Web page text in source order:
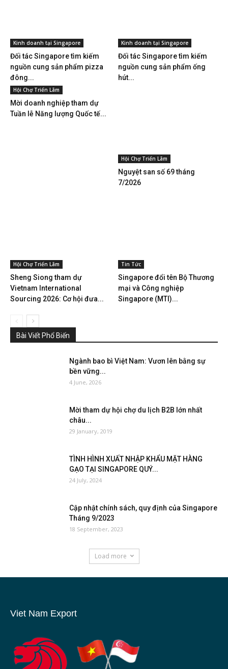
Kinh doanh tại Singapore
Đối tác Singapore tìm kiếm
nguồn cung sản phẩm pizza
đông...
Kinh doanh tại Singapore
Đối tác Singapore tìm kiếm
nguồn cung sản phẩm ống
hút...
Hội Chợ Triển Lãm
Mời doanh nghiệp tham dự
Tuần lễ Năng lượng Quốc tế...
Hội Chợ Triển Lãm
Nguyệt san số 69 tháng
7/2026
Hội Chợ Triển Lãm
Sheng Siong tham dự
Vietnam International
Sourcing 2026: Cơ hội đưa...
Tin Tức
Singapore đổi tên Bộ Thương
mại và Công nghiệp
Singapore (MTI)...
Bài Viết Phổ Biến
Ngành bao bì Việt Nam: Vươn lên bằng sự
bền vững...
4 June, 2026
Mời tham dự hội chợ du lịch B2B lớn nhất
châu...
29 January, 2019
TÌNH HÌNH XUẤT NHẬP KHẨU MẶT HÀNG
GẠO TẠI SINGAPORE QUÝ...
24 July, 2024
Cập nhật chính sách, quy định của Singapore
Tháng 9/2023
18 September, 2023
Load more
Viet Nam Export